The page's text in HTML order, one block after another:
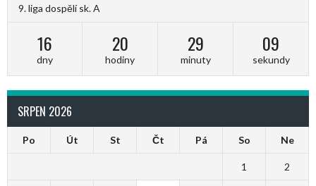
9. liga dospělí sk. A
16
dny
20
hodiny
29
minuty
09
sekundy
SRPEN 2026
Po Út St Čt Pá So Ne
1 2